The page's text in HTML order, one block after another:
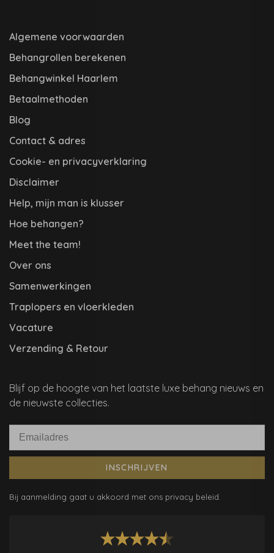
Algemene voorwaarden
Behangrollen berekenen
Behangwinkel Haarlem
Betaalmethoden
Blog
Contact & adres
Cookie- en privacyverklaring
Disclaimer
Help, mijn man is klusser
Hoe behangen?
Meet the team!
Over ons
Samenwerkingen
Traplopers en vloerkleden
Vacature
Verzending & Retour
Blijf op de hoogte van het laatste luxe behang nieuws en
de nieuwste collecties.
INSCHRIJVEN
Bij aanmelding gaat u akkoord met ons privacy beleid.